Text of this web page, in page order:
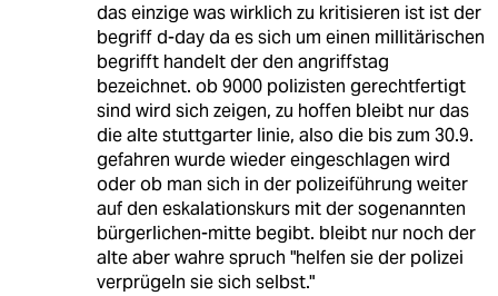
das einzige was wirklich zu kritisieren ist ist der
begriff d-day da es sich um einen millitärischen
begrifft handelt der den angriffstag
bezeichnet. ob 9000 polizisten gerechtfertigt
sind wird sich zeigen, zu hoffen bleibt nur das
die alte stuttgarter linie, also die bis zum 30.9.
gefahren wurde wieder eingeschlagen wird
oder ob man sich in der polizeiführung weiter
auf den eskalationskurs mit der sogenannten
bürgerlichen-mitte begibt. bleibt nur noch der
alte aber wahre spruch "helfen sie der polizei
verprügeln sie sich selbst."